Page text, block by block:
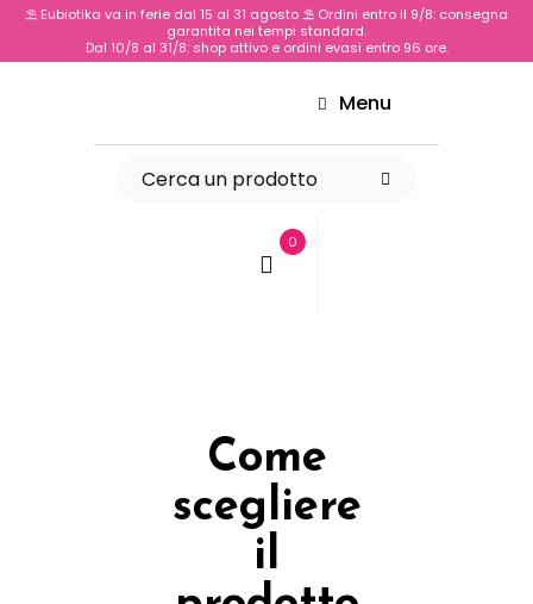
⛱️ Eubiotika va in ferie dal 15 al 31 agosto ⛱️ Ordini entro il 9/8: consegna
garantita nei tempi standard.
Dal 10/8 al 31/8: shop attivo e ordini evasi entro 96 ore.
Menu
0
Come
scegliere
il